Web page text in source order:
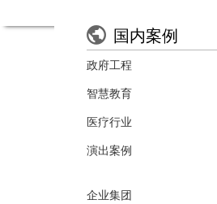
可编程触摸屏
电源管理系统
音量控制器
视频矩阵
国内案例
政府工程
智慧教育
医疗行业
演出案例
企业集团